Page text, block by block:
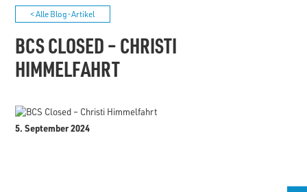
< Alle Blog-Artikel
BCS CLOSED – CHRISTI
HIMMELFAHRT
5. September 2024